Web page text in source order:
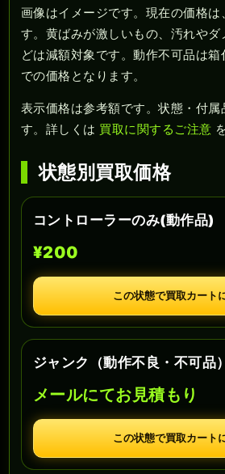
画像はイメージです。現在の価格
す。黄ばみが激しいもの、汚れや
どは減額対象です。動作不可品は
での価格となります。
表示価格は参考額です。状態・付属
す。詳しくは 買取に関するご注意
状態別買取価格
コントローラーのみ(動作品)
¥200
この状態で買取カート
ジャンク（動作不良・不可品）
メールにてお見積もり
この状態で買取カート